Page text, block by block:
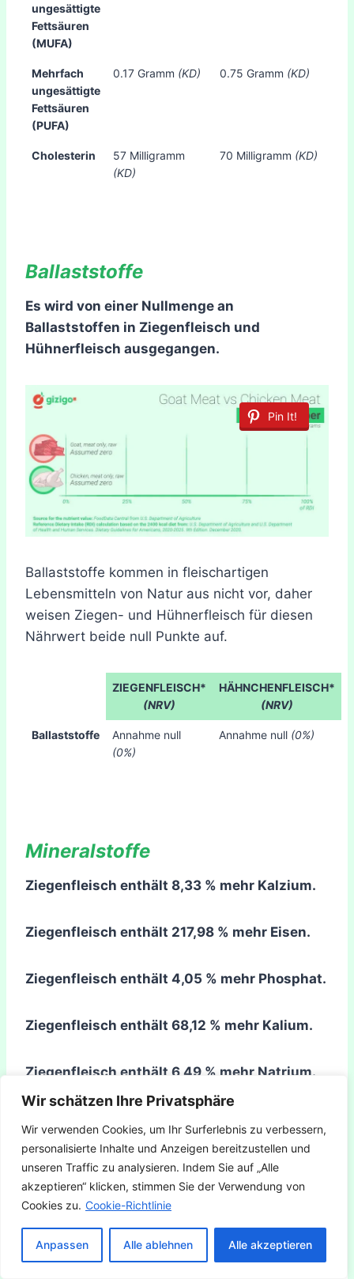
Wir schätzen Ihre Privatsphäre
Wir verwenden Cookies, um Ihr Surferlebnis zu verbessern,
personalisierte Inhalte und Anzeigen bereitzustellen und
unseren Traffic zu analysieren. Indem Sie auf „Alle
akzeptieren“ klicken, stimmen Sie der Verwendung von
Cookies zu. Cookie-Richtlinie
Anpassen Alle ablehnen Alle akzeptieren
ungesättigte
Fettsäuren
(MUFA)
Mehrfach
ungesättigte
Fettsäuren
(PUFA)
0.17 Gramm (KD) 0.75 Gramm (KD)
Cholesterin
57 Milligramm
(KD)
70 Milligramm (KD)
Ballaststoffe
Es wird von einer Nullmenge an
Ballaststoffen in Ziegenfleisch und
Hühnerfleisch ausgegangen.
Pin It!
Ballaststoffe kommen in fleischartigen
Lebensmitteln von Natur aus nicht vor, daher
weisen Ziegen- und Hühnerfleisch für diesen
Nährwert beide null Punkte auf.
ZIEGENFLEISCH*
(NRV)
HÄHNCHENFLEISCH*
(NRV)
Ballaststoffe
Annahme null
(0%)
Annahme null (0%)
Mineralstoffe
Ziegenfleisch enthält 8,33 % mehr Kalzium.
Ziegenfleisch enthält 217,98 % mehr Eisen.
Ziegenfleisch enthält 4,05 % mehr Phosphat.
Ziegenfleisch enthält 68,12 % mehr Kalium.
Ziegenfleisch enthält 6,49 % mehr Natrium.
Ziegenfleisch enthält 383,02 % mehr Kupfer.
Ziegenfleisch enthält 100 % mehr Mangan.
Hühnerfleisch enthält Magnesium,